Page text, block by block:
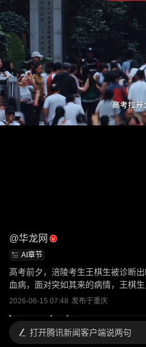
@华龙网
AI章节
高考前夕，涪陵考生王棋生被诊断
血病，面对突如其来的病情，王棋生
2026-06-15 07:48 发布于重庆
打开腾讯新闻客户端说两句